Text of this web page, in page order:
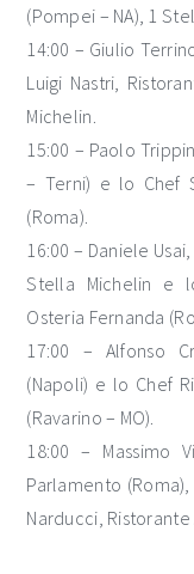
(Pompei – NA), 1
14:00 – Giulio
Luigi Nastri,
Michelin.
15:00 – Paolo
– Terni) e lo Chef
(Roma).
16:00 – Daniele
Stella Michelin e
Osteria Fernanda
17:00 – Alfonso
(Napoli) e lo Chef
(Ravarino – MO).
18:00 – Massimo
Parlamento
Narducci,